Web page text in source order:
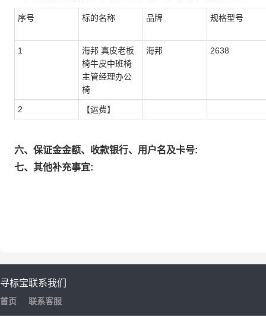
序号 标的名称 品牌 规格型号
1
海邦 真皮老板
椅牛皮中班椅
主管经理办公
椅
海邦 2638
2 【运费】
六、保证金金额、收款银行、用户名及卡号:
七、其他补充事宜:
寻标宝
首页
联系我们
联系客服